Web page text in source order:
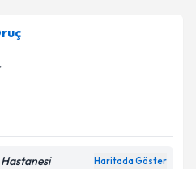
e-posta ile bilgilendireceğiz.
kişisel verilerimin belirtilen
Haritada Göster